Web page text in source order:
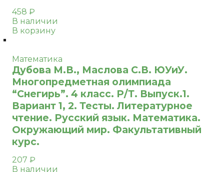
458 ₽
В наличии
В корзину
Математика
Дубова М.В., Маслова С.В. ЮУиУ.
Многопредметная олимпиада
“Снегирь”. 4 класс. Р/Т. Выпуск.1.
Вариант 1, 2. Тесты. Литературное
чтение. Русский язык. Математика.
Окружающий мир. Факультативный
курс.
207 ₽
В наличии